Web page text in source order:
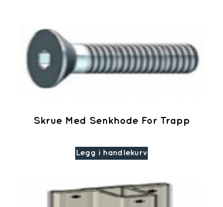
Skrue Med Senkhode For Trapp
Legg i handlekurv